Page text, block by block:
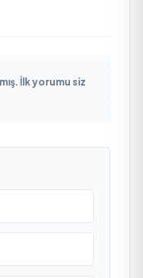
İlk yorumu siz